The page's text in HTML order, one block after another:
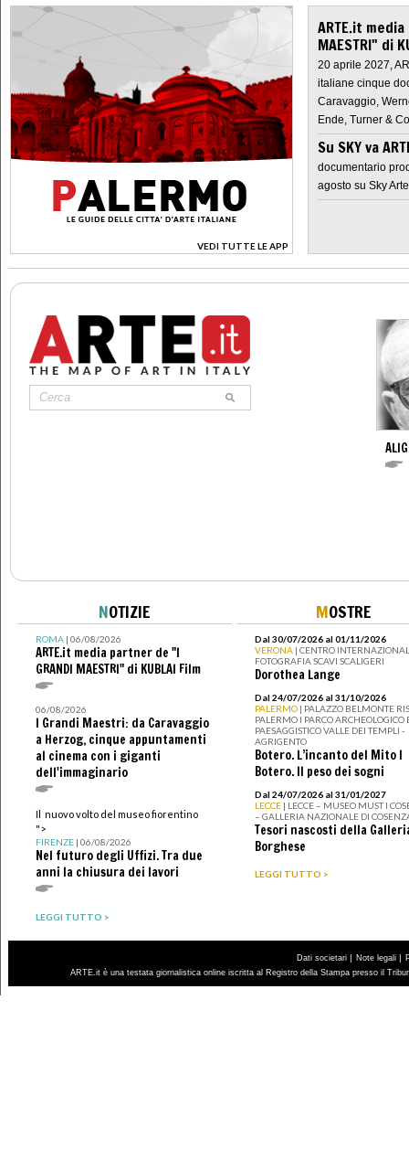
VEDI TUTTE LE APP
>
ARTE.it
MAESTRI" di
20 aprile 2027,
italiane cinque
Caravaggio,
Ende, Turner &
Su SKY va
documentario
agosto su Sky Arte
NOTIZIE
ROMA| 06/08/2026
ARTE.it media partner de "I
GRANDI MAESTRI" di KUBLAI Film
06/08/2026
I Grandi Maestri: da Caravaggio
a Herzog, cinque appuntamenti
al cinema con i giganti
dell'immaginario
Il nuovo volto del museo fiorentino
">
FIRENZE| 06/08/2026
Nel futuro degli Uffizi. Tra due
anni la chiusura dei lavori
LEGGI TUTTO >
MOSTRE
Dal 30/07/2026 al 01/11/2026
VERONA | CENTRO
FOTOGRAFIA SCAVI SCALIGERI
Dorothea Lange
Dal 24/07/2026 al 31/10/2026
PALERMO | PALAZZO BELMONTE
PALERMO I PARCO ARCHEOLOGICO
PAESAGGISTICO VALLE DEI TEMPLI -
AGRIGENTO
Botero. L’incanto del Mito I
Botero. Il peso dei sogni
Dal 24/07/2026 al 31/01/2027
LECCE | LECCE – MUSEO MUST I
– GALLERIA NAZIONALE DI
Tesori nascosti della
Borghese
LEGGI TUTTO >
Dati societari | Note legali |
ARTE.it è una testata giornalistica online iscritta al Registro della Stampa presso il